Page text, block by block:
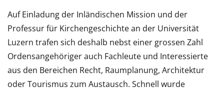
Auf Einladung der Inländischen Mission und der
Professur für Kirchengeschichte an der Universität
Luzern trafen sich deshalb nebst einer grossen Zahl
Ordensangehöriger auch Fachleute und Interessierte
aus den Bereichen Recht, Raumplanung, Architektur
oder Tourismus zum Austausch. Schnell wurde